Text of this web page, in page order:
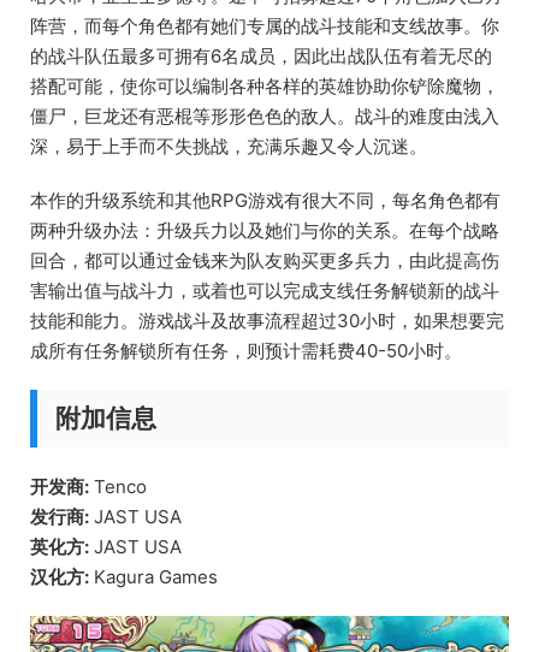
阵营，而每个角色都有她们专属的战斗技能和支线故事。你
的战斗队伍最多可拥有6名成员，因此出战队伍有着无尽的
搭配可能，使你可以编制各种各样的英雄协助你铲除魔物，
僵尸，巨龙还有恶棍等形形色色的敌人。战斗的难度由浅入
深，易于上手而不失挑战，充满乐趣又令人沉迷。
本作的升级系统和其他RPG游戏有很大不同，每名角色都有
两种升级办法：升级兵力以及她们与你的关系。在每个战略
回合，都可以通过金钱来为队友购买更多兵力，由此提高伤
害输出值与战斗力，或着也可以完成支线任务解锁新的战斗
技能和能力。游戏战斗及故事流程超过30小时，如果想要完
成所有任务解锁所有任务，则预计需耗费40-50小时。
附加信息
开发商: Tenco
发行商: JAST USA
英化方: JAST USA
汉化方: Kagura Games